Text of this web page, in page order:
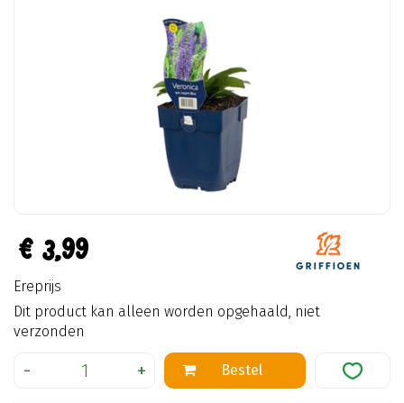
€ 3,99
Ereprijs
Dit product kan alleen worden opgehaald, niet
verzonden